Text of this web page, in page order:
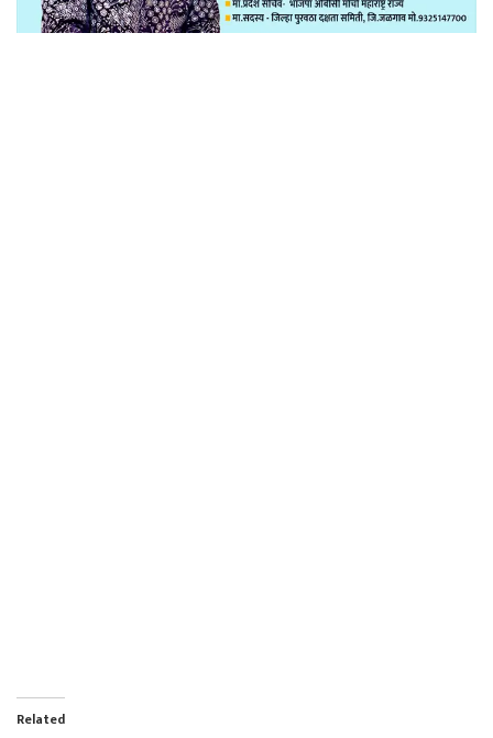
Related